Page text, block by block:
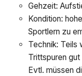
Gehzeit:
Kondition:
Sportlern zu
Technik: Teils
Trittspuren
Evtl. müssen